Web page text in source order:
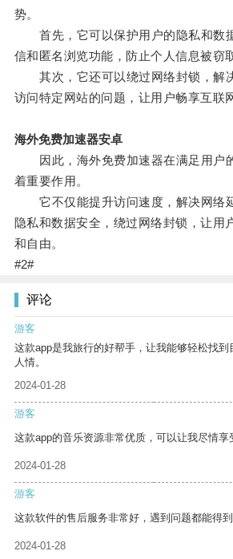
势。
首先，它可以保护用户的隐私和数
信和匿名浏览功能，防止个人信息被窃
其次，它还可以绕过网络封锁，解
访问特定网站的问题，让用户畅享互联
海外免费加速器安卓
因此，海外免费加速器在满足用户
着重要作用。
它不仅能提升访问速度，解决网络
隐私和数据安全，绕过网络封锁，让用
和自由。
#2#
评论
游客
这款app是我旅行的好帮手，让我能够轻松找
人情。
2024-01-28
游客
这款app的音乐资源非常优质，可以让我尽情享
2024-01-28
游客
这款软件的售后服务非常好，遇到问题都能得到
2024-01-28